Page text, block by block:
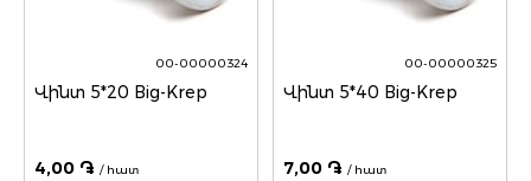
00-00000324
Վինտ 5*20 Big-Krep
4,00 ֏ / հատ
00-00000325
Վինտ 5*40 Big-Krep
7,00 ֏ / հատ